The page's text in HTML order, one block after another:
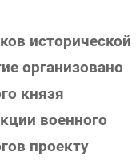
исторической
организовано
князя
военного
проекту